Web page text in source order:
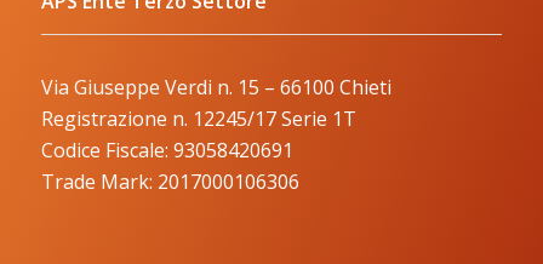
Via Giuseppe Verdi n. 15 – 66100 Chieti
Registrazione n. 12245/17 Serie 1T
Codice Fiscale: 93058420691
Trade Mark: 2017000106306